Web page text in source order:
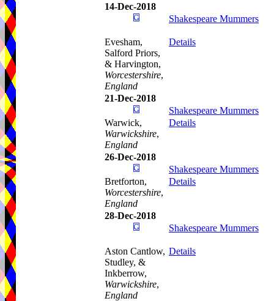
14-Dec-2018
Shakespeare Mummers
Evesham,
Salford Priors,
& Harvington,
Worcestershire,
England
Details
21-Dec-2018
Shakespeare Mummers
Warwick,
Warwickshire,
England
Details
26-Dec-2018
Shakespeare Mummers
Bretforton,
Worcestershire,
England
Details
28-Dec-2018
Shakespeare Mummers
Aston Cantlow,
Studley, &
Inkberrow,
Warwickshire,
England
Details